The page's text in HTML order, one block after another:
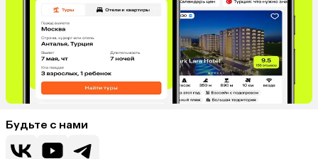
Будьте с нами